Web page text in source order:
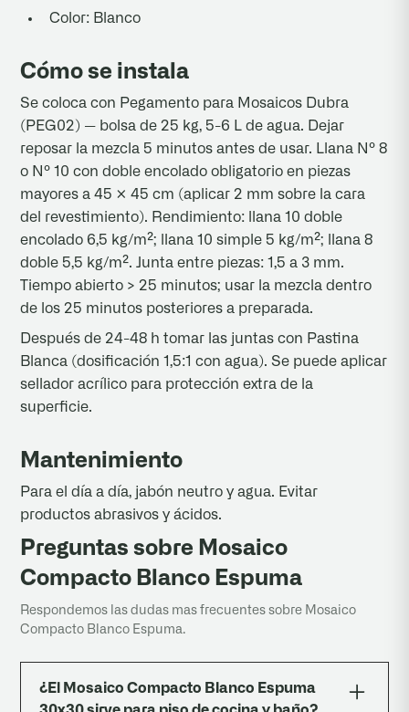
Color: Blanco
Cómo se instala
Se coloca con Pegamento para Mosaicos Dubra
(PEG02) — bolsa de 25 kg, 5-6 L de agua. Dejar
reposar la mezcla 5 minutos antes de usar. Llana Nº 8
o Nº 10 con doble encolado obligatorio en piezas
mayores a 45 × 45 cm (aplicar 2 mm sobre la cara
del revestimiento). Rendimiento: llana 10 doble
encolado 6,5 kg/m²; llana 10 simple 5 kg/m²; llana 8
doble 5,5 kg/m². Junta entre piezas: 1,5 a 3 mm.
Tiempo abierto > 25 minutos; usar la mezcla dentro
de los 25 minutos posteriores a preparada.
Después de 24-48 h tomar las juntas con Pastina
Blanca (dosificación 1,5:1 con agua). Se puede aplicar
sellador acrílico para protección extra de la
superficie.
Mantenimiento
Para el día a día, jabón neutro y agua. Evitar
productos abrasivos y ácidos.
Preguntas sobre Mosaico
Compacto Blanco Espuma
Respondemos las dudas mas frecuentes sobre Mosaico
Compacto Blanco Espuma.
¿El Mosaico Compacto Blanco Espuma